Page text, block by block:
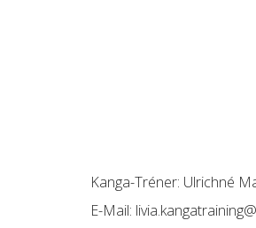
Kanga-Tréner: Ulrichné
E-Mail: